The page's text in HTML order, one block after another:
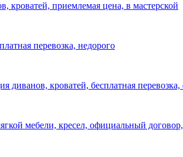
кроватей, приемлемая цена, в мастерской
перевозка, недорого
диванов, кроватей, бесплатная
мебели, кресел, официальный